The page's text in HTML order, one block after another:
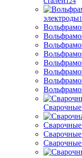
электроды